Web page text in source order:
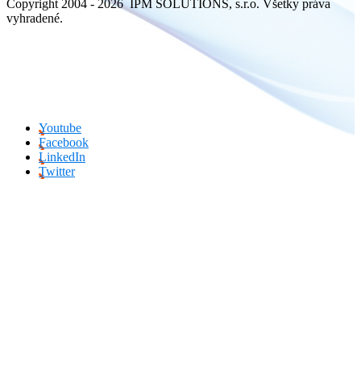
Copyright 2004 - 2026 IPM SOLUTIONS, s.r.o. Všetky práva
vyhradené.
Youtube
Facebook
LinkedIn
Twitter